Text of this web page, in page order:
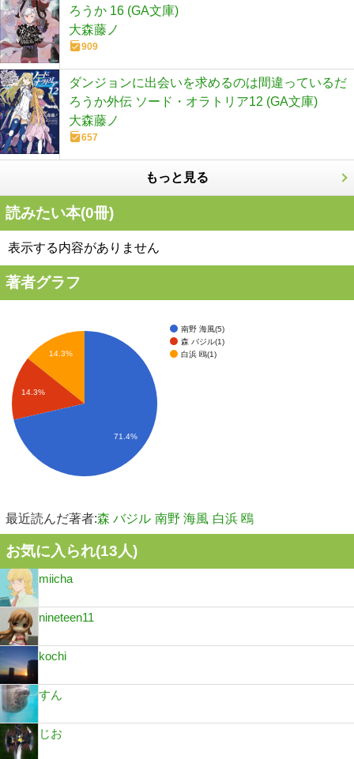
ろうか 16 (GA文庫)
大森藤ノ
909
ダンジョンに出会いを求めるのは間違っているだ
ろうか外伝 ソード・オラトリア12 (GA文庫)
大森藤ノ
657
もっと見る
読みたい本(0冊)
表示する内容がありません
著者グラフ
南野 海風(5)
森 バジル(1)
白浜 鴎(1)
14.3%
14.3%
71.4%
最近読んだ著者:森 バジル 南野 海風 白浜 鴎
お気に入られ(13人)
miicha
nineteen11
kochi
すん
じお